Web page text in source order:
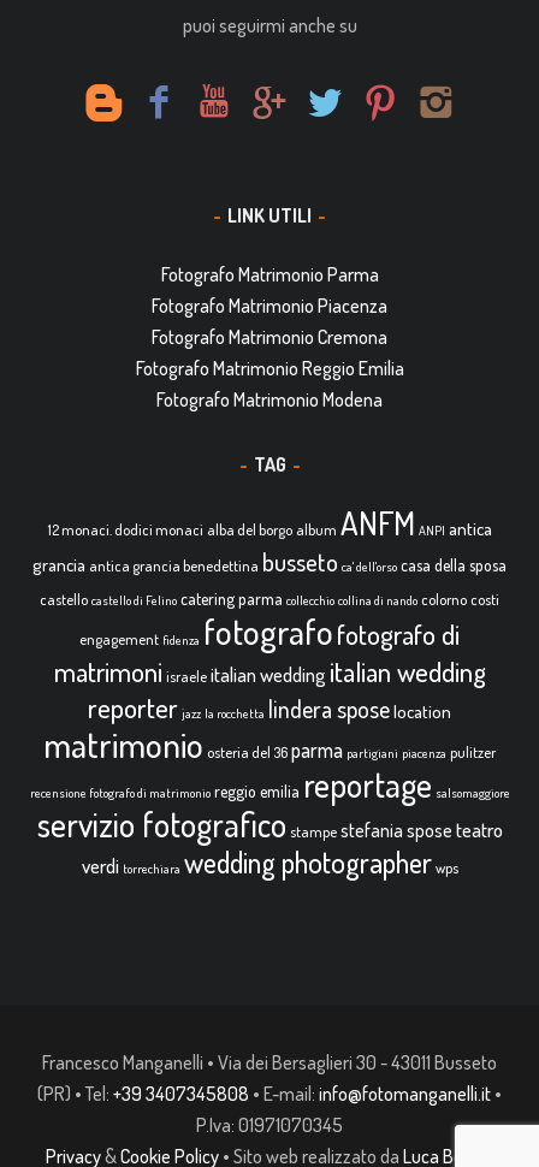
puoi seguirmi anche su
LINK UTILI
Fotografo Matrimonio Parma
Fotografo Matrimonio Piacenza
Fotografo Matrimonio Cremona
Fotografo Matrimonio Reggio Emilia
Fotografo Matrimonio Modena
TAG
12 monaci. dodici monaci alba del borgo album ANFM ANPI antica
grancia antica grancia benedettina busseto ca' dell'orso casa della sposa
castello castello di Felino catering parma collecchio collina di nando colorno costi
engagement fidenza fotografofotografo di
matrimoni israele italian wedding italian wedding
reporter jazz la rocchetta lindera sposelocation
matrimonio osteria del 36parma partigiani piacenza pulitzer
recensione fotografo di matrimonio reggio emilia reportage salsomaggiore
servizio fotografico stampe stefania spose teatro
verdi torrechiara wedding photographer wps
Francesco Manganelli • Via dei Bersaglieri 30 - 43011 Busseto
(PR) • Tel: +39 3407345808 • E-mail: info@fotomanganelli.it •
P.Iva: 01971070345
Privacy&Cookie Policy • Sito web realizzato da Luca Bonelli